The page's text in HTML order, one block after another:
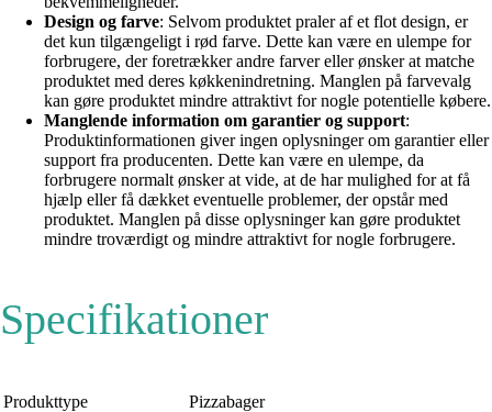
Design og farve: Selvom produktet praler af et flot design, er
det kun tilgængeligt i rød farve. Dette kan være en ulempe for
forbrugere, der foretrækker andre farver eller ønsker at matche
produktet med deres køkkenindretning. Manglen på farvevalg
kan gøre produktet mindre attraktivt for nogle potentielle købere.
Manglende information om garantier og support:
Produktinformationen giver ingen oplysninger om garantier eller
support fra producenten. Dette kan være en ulempe, da
forbrugere normalt ønsker at vide, at de har mulighed for at få
hjælp eller få dækket eventuelle problemer, der opstår med
produktet. Manglen på disse oplysninger kan gøre produktet
mindre troværdigt og mindre attraktivt for nogle forbrugere.
Specifikationer
Produkttype
Pizzabager